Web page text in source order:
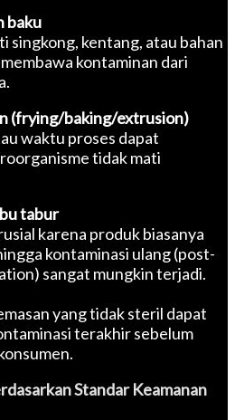
baku
singkong, kentang, atau bahan
kontaminan dari
(frying/baking/extrusion)
waktu proses dapat
tidak mati
tabur
karena produk biasanya
kontaminasi ulang (post-
sangat mungkin terjadi.
yang tidak steril dapat
terakhir sebelum
Standar Keamanan